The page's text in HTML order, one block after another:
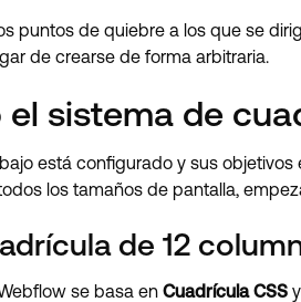
puntos de quiebre a los que se
de crearse de forma arbitraria.
sistema de
está configurado y sus
los tamaños de pantalla,
de 12
se basa en Cuadrícula CSS y